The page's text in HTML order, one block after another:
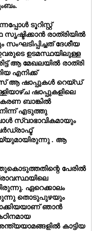
ടൂറിസ്റ്റ്
രാത്രിയിൽ
ദേശീയ
ഉടമസ്ഥയിലുള്ള
ആ മേഖലയിൽ രാത്രി
എനിക്ക്
ആ ഷാപ്പുകൾ റെയ്ഡ്
ഷാപ്പുകളിലെ
ബാങ്കിൽ
നിന്ന് എടുത്തു
സ്വാഭാവികമായും
. ആ
പേരിൽ
ഏറെക്കാലം
തൊടുപുഴയും
ഞാൻ
കാട്ടിയ